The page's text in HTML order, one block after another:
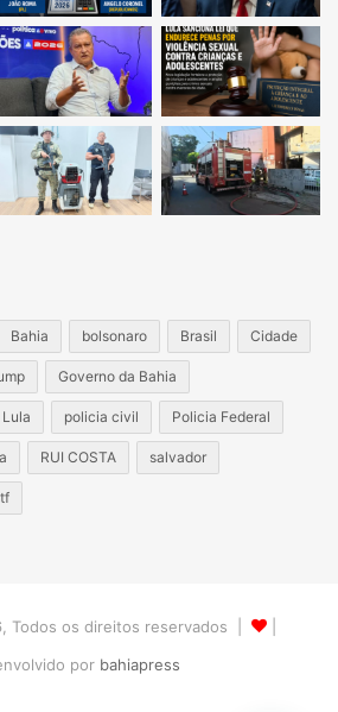
Bahia bolsonaro Brasil Cidade
Governo da Bahia
Lula policia civil Policia Federal
RUI COSTA salvador
Todos os direitos reservados |
por bahiapress